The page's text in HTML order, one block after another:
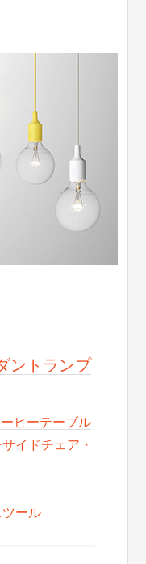
ントランプ
ヒーテーブル
イドチェア・
ール